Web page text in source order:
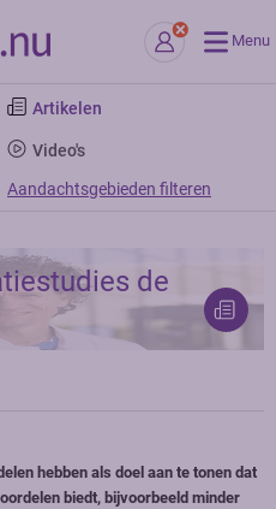
Menu
Artikelen
Video's
Aandachtsgebieden filteren
de
hebben als doel aan te tonen dat
biedt, bijvoorbeeld minder